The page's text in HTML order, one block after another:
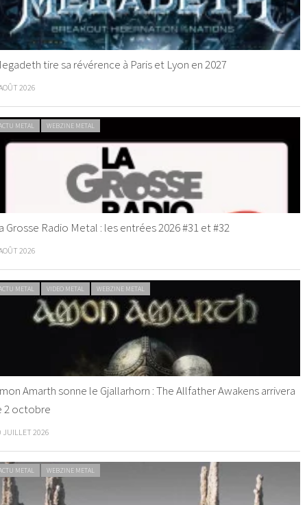
tire sa révérence à Paris et Lyon en 2027
2026
METAL WEBZINE METAL
Grosse Radio Metal : les entrées 2026 #31 et #32
2026
METAL VIDEO METAL WEBZINE METAL
Amarth sonne le Gjallarhorn : The Allfather Awakens arrivera
2 octobre
JUILLET 2026
METAL WEBZINE METAL